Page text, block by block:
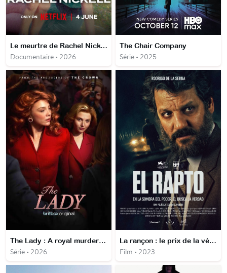
Le meurtre de Rachel Nickell
Documentaire • 2026
The Chair Company
Série • 2025
The Lady : A royal murder scandal
Série • 2026
La rançon : le prix de la vérité
Film • 2023